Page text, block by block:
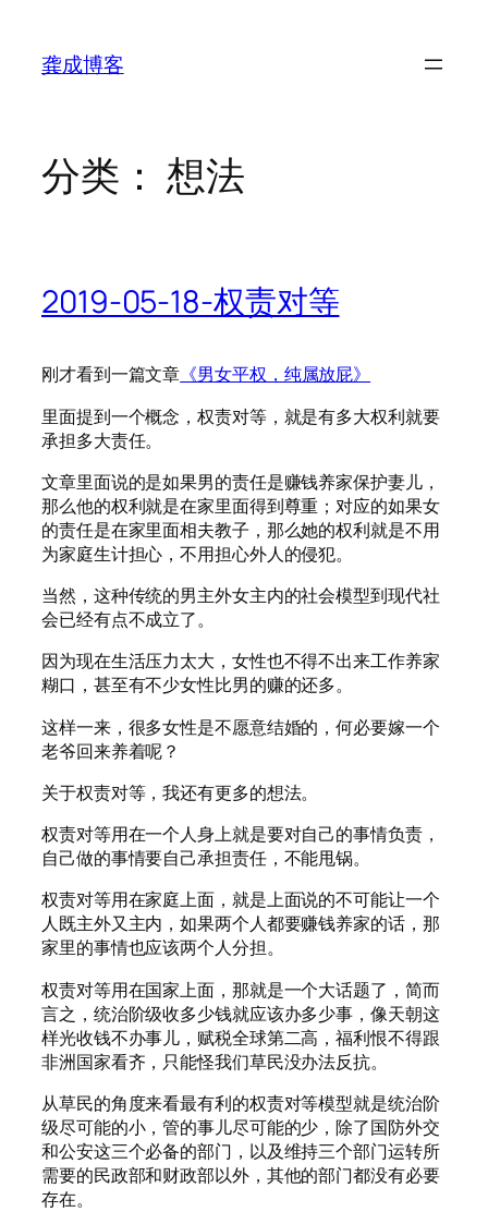
龚成博客
分类： 想法
2019-05-18-权责对等
刚才看到一篇文章 《男女平权，纯属放屁》
里面提到一个概念，权责对等，就是有多大权利就要
承担多大责任。
文章里面说的是如果男的责任是赚钱养家保护妻儿，
那么他的权利就是在家里面得到尊重；对应的如果女
的责任是在家里面相夫教子，那么她的权利就是不用
为家庭生计担心，不用担心外人的侵犯。
当然，这种传统的男主外女主内的社会模型到现代社
会已经有点不成立了。
因为现在生活压力太大，女性也不得不出来工作养家
糊口，甚至有不少女性比男的赚的还多。
这样一来，很多女性是不愿意结婚的，何必要嫁一个
老爷回来养着呢？
关于权责对等，我还有更多的想法。
权责对等用在一个人身上就是要对自己的事情负责，
自己做的事情要自己承担责任，不能甩锅。
权责对等用在家庭上面，就是上面说的不可能让一个
人既主外又主内，如果两个人都要赚钱养家的话，那
家里的事情也应该两个人分担。
权责对等用在国家上面，那就是一个大话题了，简而
言之，统治阶级收多少钱就应该办多少事，像天朝这
样光收钱不办事儿，赋税全球第二高，福利恨不得跟
非洲国家看齐，只能怪我们草民没办法反抗。
从草民的角度来看最有利的权责对等模型就是统治阶
级尽可能的小，管的事儿尽可能的少，除了国防外交
和公安这三个必备的部门，以及维持三个部门运转所
需要的民政部和财政部以外，其他的部门都没有必要
存在。